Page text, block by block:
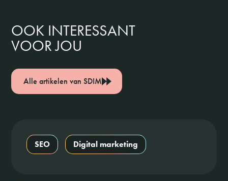
OOK INTERESSANT
VOOR JOU
Alle artikelen van SDIM
SEO Digital marketing